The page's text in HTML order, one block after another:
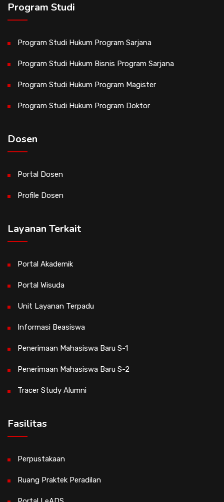
Program Studi
Program Studi Hukum Program Sarjana
Program Studi Hukum Bisnis Program Sarjana
Program Studi Hukum Program Magister
Program Studi Hukum Program Doktor
Dosen
Portal Dosen
Profile Dosen
Layanan Terkait
Portal Akademik
Portal Wisuda
Unit Layanan Terpadu
Informasi Beasiswa
Penerimaan Mahasiswa Baru S-1
Penerimaan Mahasiswa Baru S-2
Tracer Study Alumni
Fasilitas
Perpustakaan
Ruang Praktek Peradilan